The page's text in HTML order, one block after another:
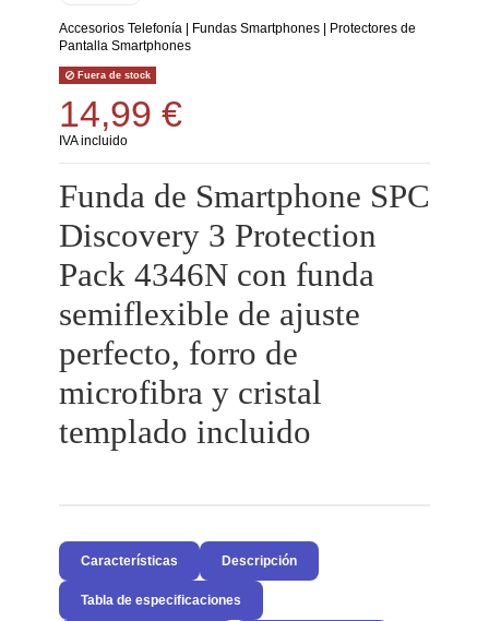
Accesorios Telefonía| Fundas Smartphones|
Protectores de
Pantalla Smartphones
Fuera de stock
14,99 €
IVA incluido
Funda de Smartphone SPC
Discovery 3 Protection
Pack 4346N con funda
semiflexible de ajuste
perfecto, forro de
microfibra y cristal
templado incluido
Características Descripción
Tabla de especificaciones